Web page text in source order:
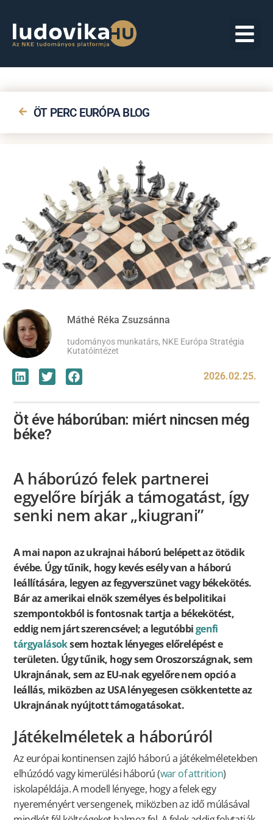
ÖT PERC EURÓPA BLOG
Máthé Réka Zsuzsánna
tudományos munkatárs, NKE Európa Stratégia
Kutatóintézet
2026.02.25.
Öt éve háborúban: miért nincsen még
béke?
A háborúzó felek partnerei
egyelőre bírják a támogatást, így
senki nem akar „kiugrani”
A mai napon az ukrajnai háború belépett az ötödik
évébe. Úgy tűnik, hogy kevés esély van a háború
leállítására, legyen az fegyverszünet vagy békekötés.
Bár az amerikai elnök személyes és belpolitikai
szempontokból is fontosnak tartja a békekötést,
eddig nem járt szerencsével; a legutóbbigenfi
tárgyalásoksem hoztak lényeges előrelépést e
területen. Úgy tűnik, hogy sem Oroszországnak, sem
Ukrajnának, sem az EU-nak egyelőre nem opció a
leállás, miközben az USA lényegesen csökkentette az
Ukrajnának nyújtott támogatásokat.
Játékelméletek a háborúról
Az európai kontinensen zajló háború a játékelméletekben
elhúzódó vagy kimerülési háború (war of attrition)
iskolapéldája. A modell lényege, hogy a felek egy
nyereményért versengenek, miközben az idő múlásával